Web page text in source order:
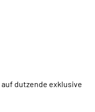
dutzende exklusive